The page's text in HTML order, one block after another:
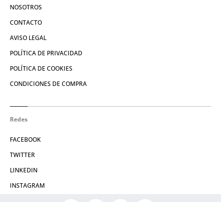
NOSOTROS
CONTACTO
AVISO LEGAL
POLÍTICA DE PRIVACIDAD
POLÍTICA DE COOKIES
CONDICIONES DE COMPRA
Redes
FACEBOOK
TWITTER
LINKEDIN
INSTAGRAM